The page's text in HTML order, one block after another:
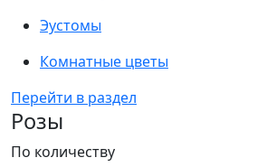
Эустомы
Комнатные цветы
Перейти в раздел
Розы
По количеству